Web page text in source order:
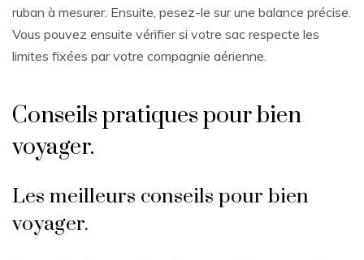
ruban à mesurer. Ensuite, pesez-le sur une balance précise.
Vous pouvez ensuite vérifier si votre sac respecte les
limites fixées par votre compagnie aérienne.
Conseils pratiques pour bien
voyager.
Les meilleurs conseils pour bien
voyager.